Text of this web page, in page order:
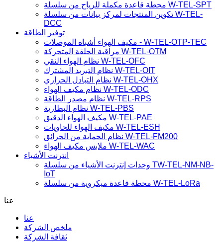
محطة قاعدة مكملة للرياح من سلسلة W-TEL-SPT
تكوين المنتجات لمركز بيانات من سلسلة W-TEL-
DCC
توفير الطاقة
مكيف الهواء أشباه الموصلات - W-TEL-OTP-TEC
مراقبة الحلقة المتحركة W-TEL-OTM
نظام الهواء النقي W-TEL-OFC
نظام التبريد المشترك W-TEL-OIT
نظام التبادل الحراري W-TEL-OHX
نظام مكيف الهواء W-TEL-ODC
نظام مصدر الطاقة W-TEL-RPS
نظام البطارية W-TEL-PBS
مكيف الهواء الدقيق W-TEL-PAE
مكيف الهواء للحاويات W-TEL-ESH
نظام الحماية من الحرائق W-TEL-FM200
ملابس مكيف الهواء W-TEL-WAC
انترنت الأشياء
وحدات إنترنت الأشياء من سلسلة TW-TEL-NM-NB-
IoT
محطة قاعدة ميكروية من سلسلة W-TEL-LoRa
عنا
عنا
ملخص الشركة
ثقافة الشركة